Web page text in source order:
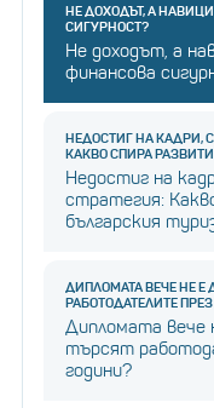
НЕ ДОХОДЪТ, А
СИГУРНОСТ?
Не доходът, а
финансова
НЕДОСТИГ НА КАДРИ,
КАКВО СПИРА
Недостиг на
стратегия:
българския
ДИПЛОМАТА ВЕЧЕ НЕ Е
РАБОТОДАТЕЛИТЕ
Дипломата вече
търсят
години?